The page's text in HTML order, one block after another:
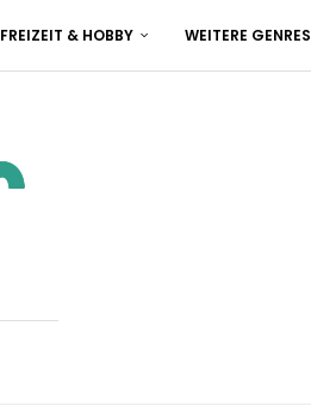
FREIZEIT & HOBBY WEITERE GENRES